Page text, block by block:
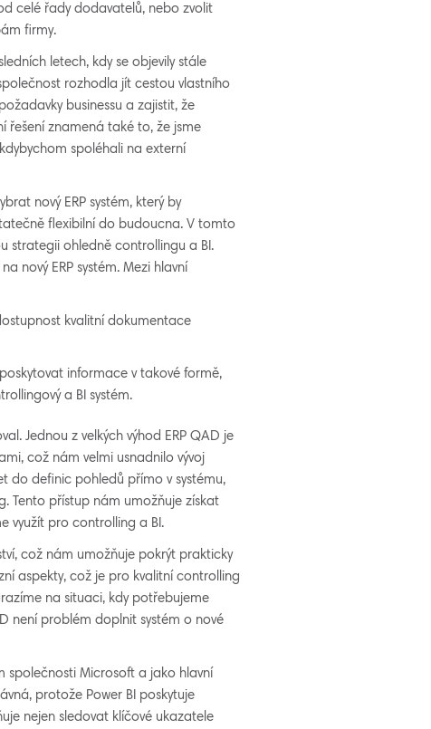
celé řady dodavatelů, nebo zvolit
firmy.
letech, kdy se objevily stále
rozhodla jít cestou vlastního
businessu a zajistit, že
řešení znamená také to, že jsme
spoléhali na externí
nový ERP systém, který by
flexibilní do budoucna. V tomto
strategii ohledně controllingu a BI.
nový ERP systém. Mezi hlavní
kvalitní dokumentace
informace v takové formě,
a BI systém.
Jednou z velkých výhod ERP QAD je
což nám velmi usnadnilo vývoj
do definic pohledů přímo v systému,
Tento přístup nám umožňuje získat
využít pro controlling a BI.
což nám umožňuje pokrýt prakticky
aspekty, což je pro kvalitní controlling
na situaci, kdy potřebujeme
není problém doplnit systém o nové
společnosti Microsoft a jako hlavní
protože Power BI poskytuje
nejen sledovat klíčové ukazatele